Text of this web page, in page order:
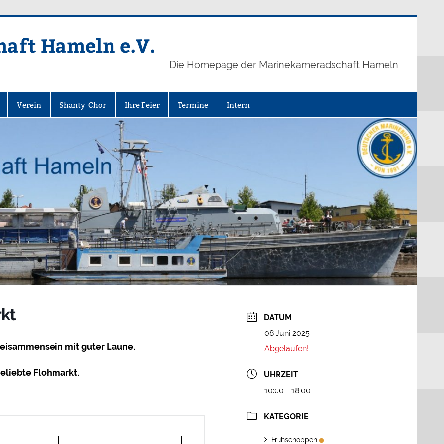
Hameln e.V.
Die Homepage der Marinekameradschaft Hameln
Verein Shanty-Chor Ihre Feier Termine Intern
mit guter Laune.
Flohmarkt.
DATUM
08 Juni 2025
Abgelaufen!
UHRZEIT
10:00 - 18:00
KATEGORIE
Frühschoppen